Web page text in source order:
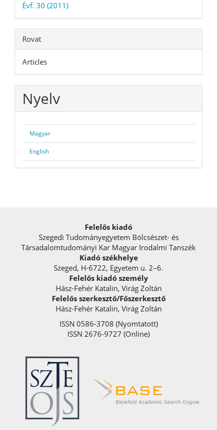
Évf. 30 (2011)
Rovat
Articles
Nyelv
Magyar
English
Felelős kiadó
Szegedi Tudományegyetem Bölcsészet- és
Társadalomtudományi Kar Magyar Irodalmi Tanszék
Kiadó székhelye
Szeged, H-6722, Egyetem u. 2–6.
Felelős kiadó személy
Hász-Fehér Katalin, Virág Zoltán
Felelős szerkesztő/Főszerkesztő
Hász-Fehér Katalin, Virág Zoltán
ISSN 0586-3708 (Nyomtatott)
ISSN 2676-9727 (Online)